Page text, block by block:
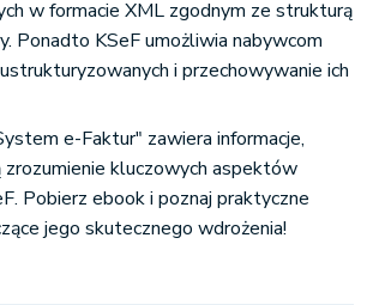
w formacie XML zgodnym ze strukturą
Ponadto KSeF umożliwia nabywcom
i przechowywanie ich
e-Faktur" zawiera informacje,
kluczowych aspektów
Pobierz ebook i poznaj praktyczne
jego skutecznego wdrożenia!